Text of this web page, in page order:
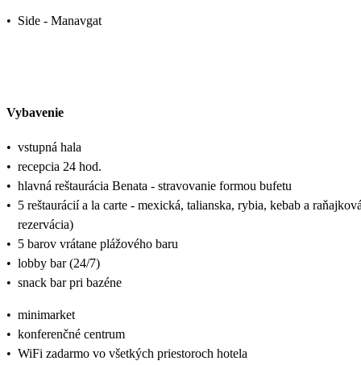
• Side - Manavgat
Vybavenie
• vstupná hala
• recepcia 24 hod.
• hlavná reštaurácia Benata - stravovanie formou bufetu
• 5 reštaurácií a la carte - mexická, talianska, rybia, kebab a
rezervácia)
• 5 barov vrátane plážového baru
• lobby bar (24/7)
• snack bar pri bazéne
• minimarket
• konferenčné centrum
• WiFi zadarmo vo všetkých priestoroch hotela